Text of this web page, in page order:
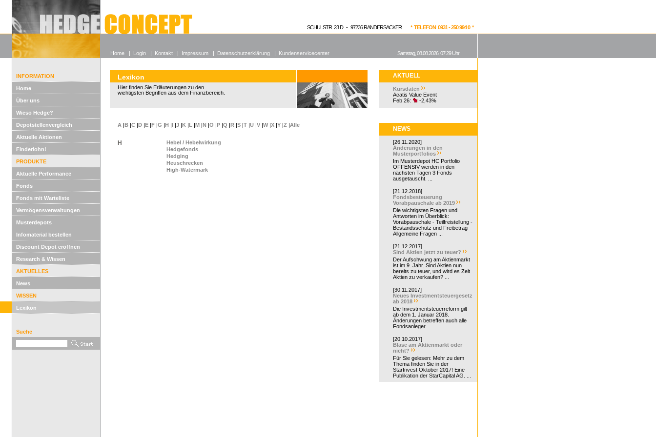
Alle offenen Fonds
Wieso Hedgefonds?
SCHULSTR. 23 D - 97236 RANDERSACKER * TELEFON 0931 - 250 994 0 *
INFORMATION
Home
Über uns
Wieso Hedge?
Depotstellenvergleich
Aktuelle Aktionen
Finderlohn!
PRODUKTE
Aktuelle Performance
Fonds
Fonds mit Warteliste
Vermögensverwaltungen
Musterdepots
Infomaterial bestellen
Discount Depot eröffnen
Research & Wissen
AKTUELLES
News
WISSEN
Lexikon
Suche
Lexikon
Hier finden Sie Erläuterungen zu den
wichtigsten Begriffen aus dem Finanzbereich.
A |B |C |D |E |F |G |H |I |J |K |L |M |N |O |P |Q |R |S |T |U |V |W |X |Y |Z |Alle
H
Hebel / Hebelwirkung
Hedgefonds
Hedging
Heuschrecken
High-Watermark
AKTUELL
Kursdaten
Acatis Value Event
Feb 26:
-2,43%
NEWS
[26.11.2020]
Änderungen in den
Musterportfolios
Im Musterdepot HC Portfolio
OFFENSIV werden in den
nächsten Tagen 3 Fonds
ausgetauscht. ...
[21.12.2018]
Fondsbesteuerung
Vorabpauschale ab 2019
Die wichtigsten Fragen und
Antworten im Überblick:
Vorabpauschale - Teilfreistellung -
Bestandsschutz und Freibetrag -
Allgemeine Fragen ...
[21.12.2017]
Sind Aktien jetzt zu teuer?
Der Aufschwung am Aktienmarkt
ist im 9. Jahr. Sind Aktien nun
bereits zu teuer, und wird es Zeit
Aktien zu verkaufen? ...
[30.11.2017]
Neues Investmentsteuergesetz
ab 2018
Die Investmentsteuerreform gilt
ab dem 1. Januar 2018.
Änderungen betreffen auch alle
Fondsanleger. ...
[20.10.2017]
Blase am Aktienmarkt oder
nicht?
Für Sie gelesen: Mehr zu dem
Thema finden Sie in der
StarInvest Oktober 2017! Eine
Publikation der StarCapital AG. ...
Home | Login | Kontakt | Impressum | Datenschutzerklärung | Kundenservicecenter Samstag, 08.08.2026, 07:29 Uhr